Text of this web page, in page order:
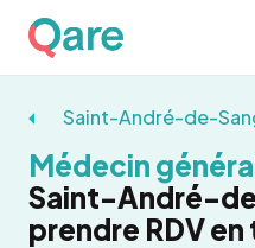
Saint-André-de-
Médecin
Saint-André-
prendre RDV